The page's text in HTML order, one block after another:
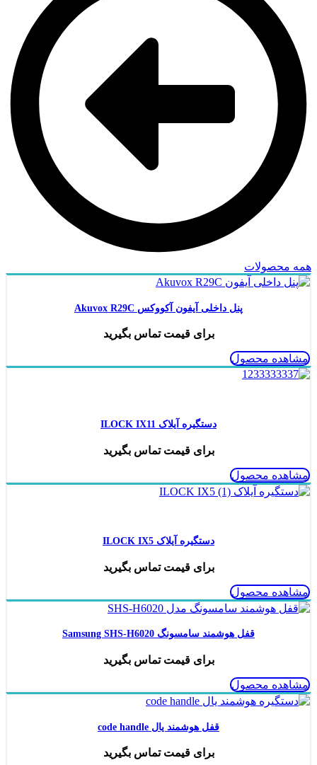
همه محصولات
پنل داخلی آیفون آکووکس Akuvox R29C
برای قیمت تماس بگیرید
مشاهده محصول
دستگیره آیلاک ILOCK IX11
برای قیمت تماس بگیرید
مشاهده محصول
دستگیره آیلاک ILOCK IX5
برای قیمت تماس بگیرید
مشاهده محصول
قفل هوشمند سامسونگ Samsung SHS-H6020
برای قیمت تماس بگیرید
مشاهده محصول
قفل هوشمند یال code handle
برای قیمت تماس بگیرید